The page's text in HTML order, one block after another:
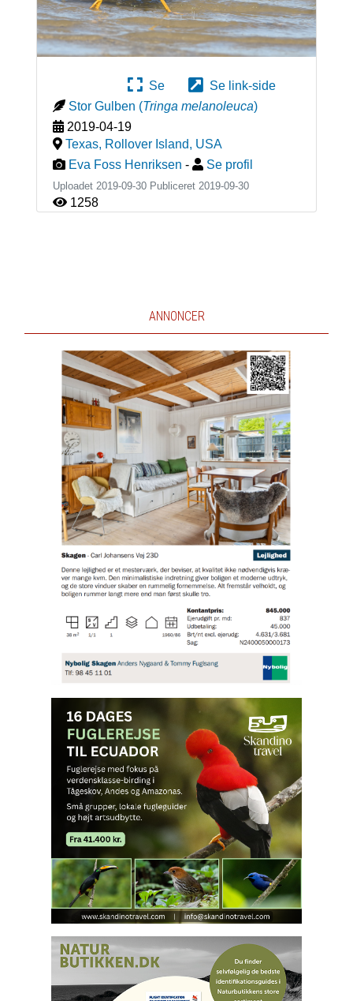
Se
Se link-side
Stor Gulben (Tringa melanoleuca)
2019-04-19
Texas, Rollover Island, USA
Eva Foss Henriksen - Se profil
Uploadet 2019-09-30 Publiceret 2019-09-30
1258
ANNONCER